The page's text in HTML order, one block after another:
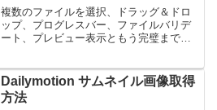
Upload Plugin」
複数のファイルを選択、ドラッグ＆ドロ
ップ、プログレスバー、ファイルバリデ
ート、プレビュー表示ともう完璧までに
Plugin」クロスドメイン、一時キー...
Dailymotion サムネイル画像取得
方法